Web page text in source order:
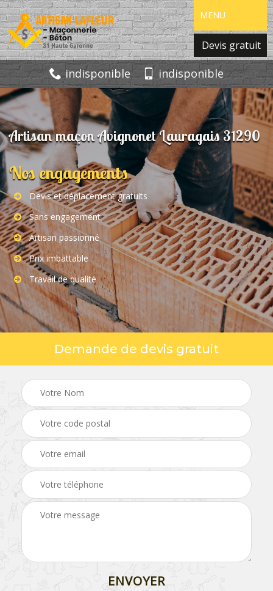
MENU
Devis gratuit
indisponible indisponible
Artisan maçon Avignonet Lauragais 31290
Nos engagements
Devis et déplacement gratuits
Sans engagement
Artisan passionné
Prix imbattable
Travail de qualité
Demande de devis gratuit